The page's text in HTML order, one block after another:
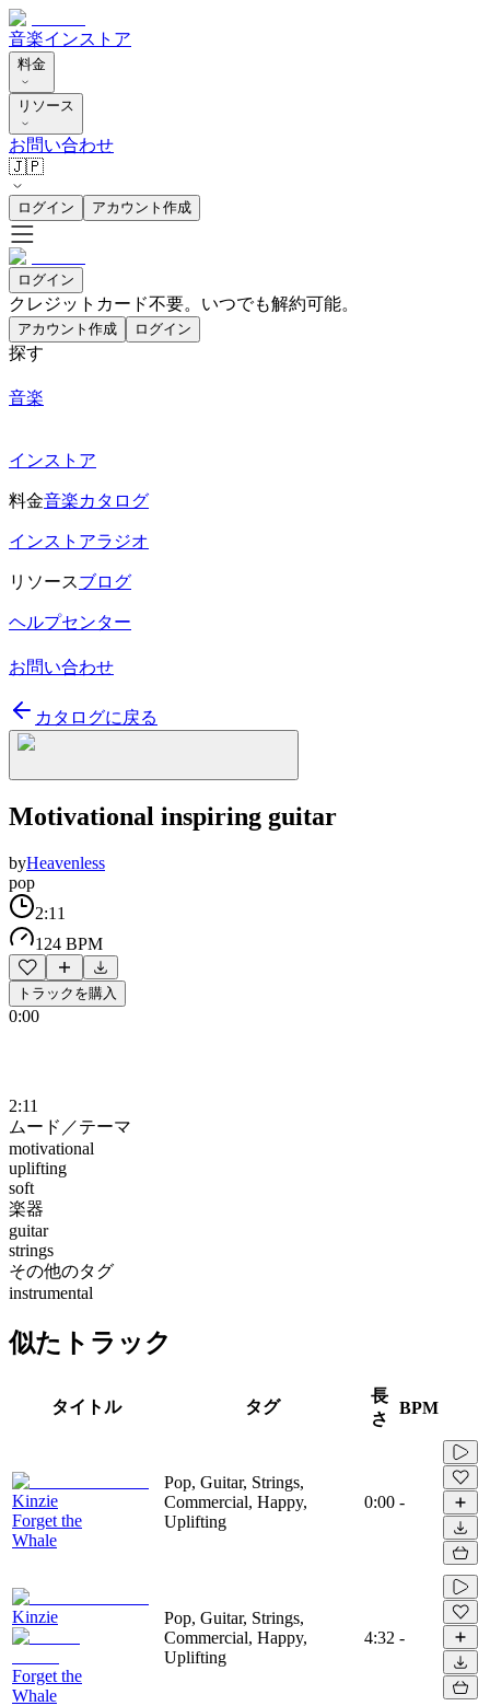
音楽インストア
料金
リソース
お問い合わせ
🇯🇵
ログイン アカウント作成
ログイン
クレジットカード不要。いつでも解約可能。
アカウント作成 ログイン
探す
音楽
インストア
料金音楽カタログ
インストアラジオ
リソースブログ
ヘルプセンター
お問い合わせ
カタログに戻る
Motivational inspiring guitar
byHeavenless
pop
2:11
124 BPM
トラックを購入
0:00
2:11
ムード／テーマ
motivational
uplifting
soft
楽器
guitar
strings
その他のタグ
instrumental
似たトラック
タイトル タグ
長
さ
BPM
Kinzie
Forget the
Whale
Pop, Guitar, Strings,
Commercial, Happy,
Uplifting
0:00 -
Kinzie
Forget the
Whale
Pop, Guitar, Strings,
Commercial, Happy,
Uplifting
4:32 -